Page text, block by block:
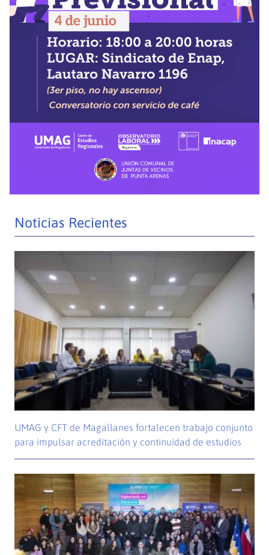
Noticias Recientes
UMAG y CFT de Magallanes fortalecen trabajo conjunto
para impulsar acreditación y continuidad de estudios